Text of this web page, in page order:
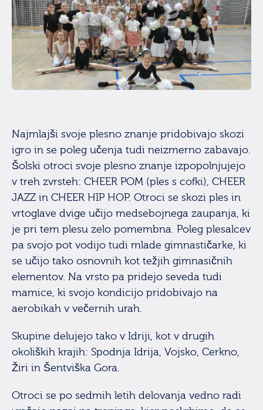
Najmlajši svoje plesno znanje pridobivajo skozi
igro in se poleg učenja tudi neizmerno zabavajo.
Šolski otroci svoje plesno znanje izpopolnjujejo
v treh zvrsteh: CHEER POM (ples s cofki), CHEER
JAZZ in CHEER HIP HOP. Otroci se skozi ples in
vrtoglave dvige učijo medsebojnega zaupanja, ki
je pri tem plesu zelo pomembna. Poleg plesalcev
pa svojo pot vodijo tudi mlade gimnastičarke, ki
se učijo tako osnovnih kot težjih gimnasičnih
elementov. Na vrsto pa pridejo seveda tudi
mamice, ki svojo kondicijo pridobivajo na
aerobikah v večernih urah.
Skupine delujejo tako v Idriji, kot v drugih
okoliških krajih: Spodnja Idrija, Vojsko, Cerkno,
Žiri in Šentviška Gora.
Otroci se po sedmih letih delovanja vedno radi